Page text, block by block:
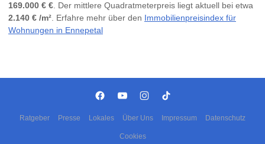
169.000 € €. Der mittlere Quadratmeterpreis liegt aktuell bei etwa
2.140 € /m². Erfahre mehr über den Immobilienpreisindex für
Wohnungen in Ennepetal
Ratgeber Presse Lokales Über Uns Impressum Datenschutz
Cookies